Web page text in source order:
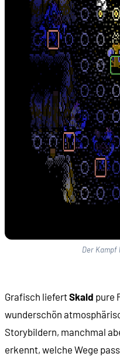
Der Kampf
Grafisch liefertSkald pure
wunderschön
Storybildern, manchmal
erkennt, welche Wege